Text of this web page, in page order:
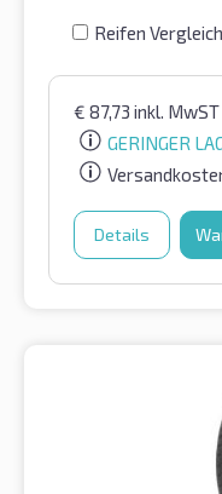
Reifen
€ 87,73 inkl. MwST
GERINGER
Details